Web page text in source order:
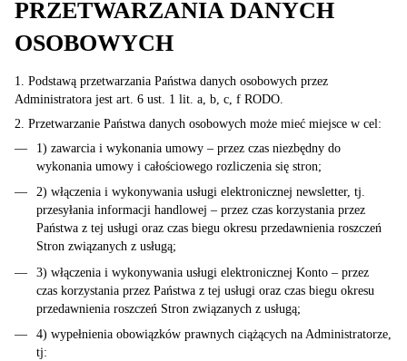
PRZETWARZANIA DANYCH
OSOBOWYCH
1. Podstawą przetwarzania Państwa danych osobowych przez
Administratora jest art. 6 ust. 1 lit. a, b, c, f RODO.
2. Przetwarzanie Państwa danych osobowych może mieć miejsce w cel:
1) zawarcia i wykonania umowy – przez czas niezbędny do
wykonania umowy i całościowego rozliczenia się stron;
2) włączenia i wykonywania usługi elektronicznej newsletter, tj.
przesyłania informacji handlowej – przez czas korzystania przez
Państwa z tej usługi oraz czas biegu okresu przedawnienia roszczeń
Stron związanych z usługą;
3) włączenia i wykonywania usługi elektronicznej Konto – przez
czas korzystania przez Państwa z tej usługi oraz czas biegu okresu
przedawnienia roszczeń Stron związanych z usługą;
4) wypełnienia obowiązków prawnych ciążących na Administratorze,
tj: